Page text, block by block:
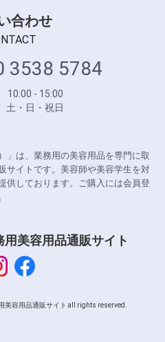
合わせ
3538 5784
10:00 - 15:00
・日・祝日
」は、業務用の美容用品を専門に取
サイトです。美容師や美容学生を対
供しております。ご購入には会員登
美容用品通販サイト
容用品通販サイト all rights reserved.